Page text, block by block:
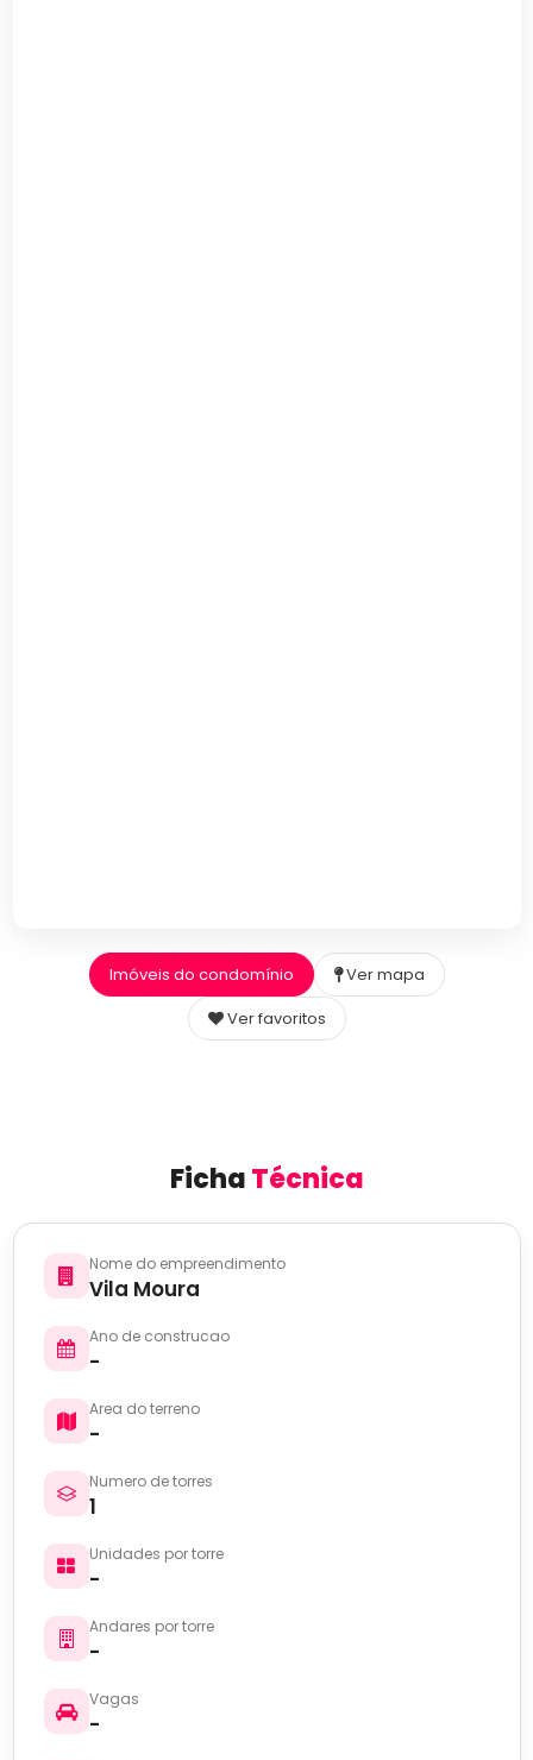
Imóveis do condomínio
Ver mapa
Ver favoritos
FichaTécnica
Nome do empreendimento
Vila Moura
Ano de construcao
-
Area do terreno
-
Numero de torres
1
Unidades por torre
-
Andares por torre
-
Vagas
-